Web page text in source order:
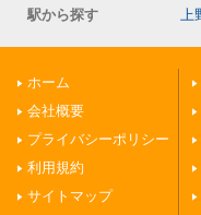
駅から探す
上
ホーム
会社概要
プライバシーポリシー
利用規約
サイトマップ